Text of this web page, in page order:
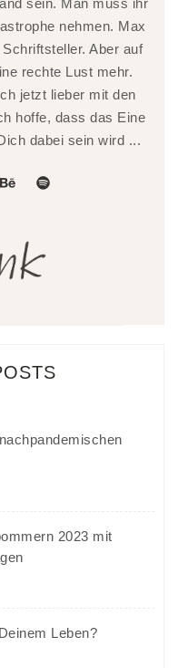
nehmen. Max
Aber auf
rechte Lust mehr.
jetzt lieber mit den
hoffe, dass das Eine
dabei sein wird ...
2023 mit
Leben?